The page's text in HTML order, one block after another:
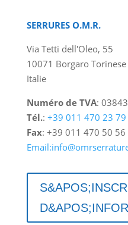
SERRURES O.M.R.
Via Tetti dell'Oleo, 55
10071 Borgaro Torinese
Italie
Numéro de TVA:
Tél.: +39 011 470 23 79
Fax: +39 011 470 50 56